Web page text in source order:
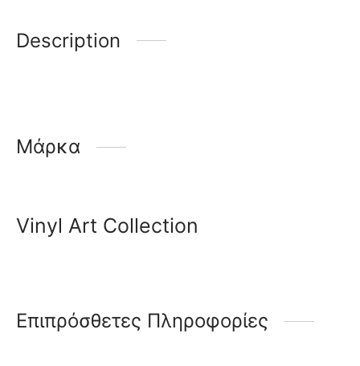
Description
Μάρκα
Vinyl Art Collection
Επιπρόσθετες Πληροφορίες